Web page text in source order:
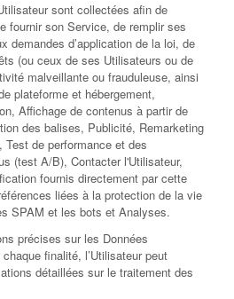
sont collectées afin de
fournir son Service, de remplir ses
demandes d’application de la loi, de
(ou ceux de ses Utilisateurs ou de
malveillante ou frauduleuse, ainsi
plateforme et hébergement,
Affichage de contenus à partir de
des balises, Publicité, Remarketing
de performance et des
(test A/B), Contacter l'Utilisateur,
fournis directement par cette
liées à la protection de la vie
SPAM et les bots et Analyses.
précises sur les Données
finalité, l’Utilisateur peut
détaillées sur le traitement des